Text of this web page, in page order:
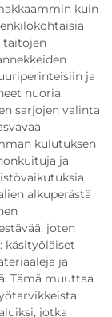
kuin
taitojen
ja
nuoria
sarjojen valinta
kulutuksen
ja
alkuperästä
joten
käsityöläiset
ja
Tämä muuttaa
jotka